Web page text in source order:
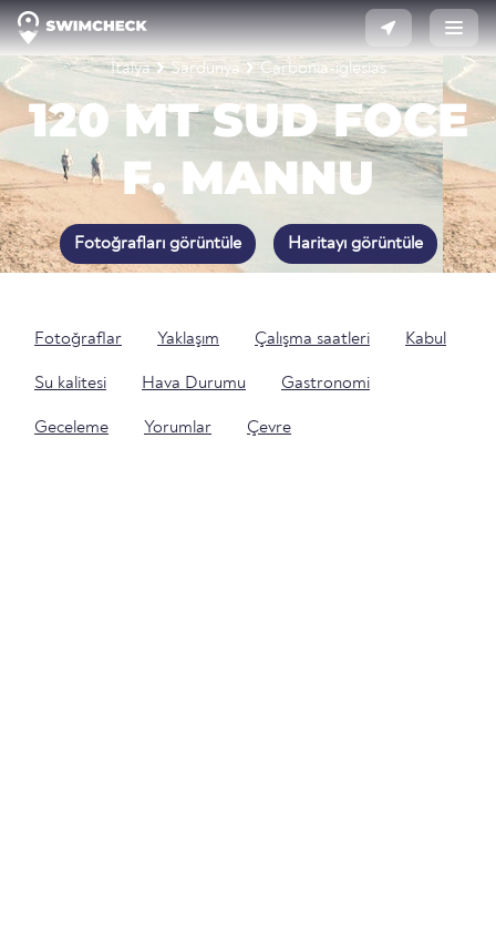
İtalya Sardunya Carbonia-iglesias
120 MT SUD FOCE
F. MANNU
Fotoğrafları görüntüle Haritayı görüntüle
Fotoğraflar Yaklaşım Çalışma saatleri Kabul
Su kalitesi Hava Durumu Gastronomi
Geceleme Yorumlar Çevre